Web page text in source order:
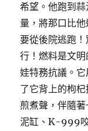
希望。他跑到
量，將那口比
要從後院逃跑
行！燃料是文
娃特務抗議。
了它背上的枸
煎煮聲，伴隨
泥缸、K-999